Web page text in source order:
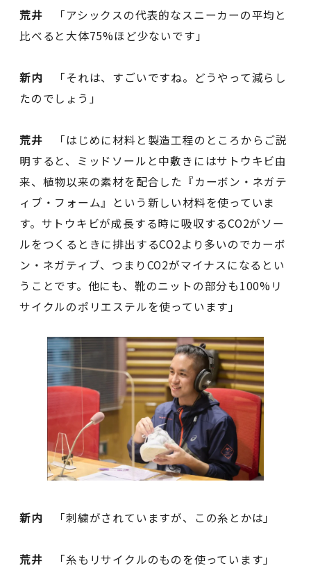
荒井 「アシックスの代表的なスニーカーの平均と
比べると大体75%ほど少ないです」
新内 「それは、すごいですね。どうやって減らし
たのでしょう」
荒井 「はじめに材料と製造工程のところからご説
明すると、ミッドソールと中敷きにはサトウキビ由
来、植物以来の素材を配合した『カーボン・ネガテ
ィブ・フォーム』という新しい材料を使っていま
す。サトウキビが成長する時に吸収するCO2がソー
ルをつくるときに排出するCO2より多いのでカーボ
ン・ネガティブ、つまりCO2がマイナスになるとい
うことです。他にも、靴のニットの部分も100%リ
サイクルのポリエステルを使っています」
新内 「刺繍がされていますが、この糸とかは」
荒井 「糸もリサイクルのものを使っています」